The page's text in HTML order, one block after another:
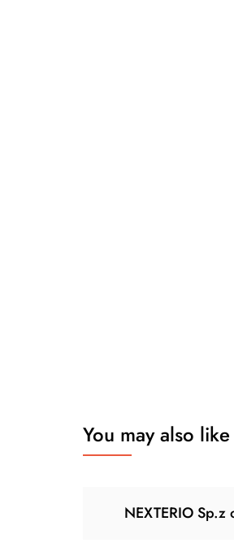
You may also
NEXTERIO Sp.z